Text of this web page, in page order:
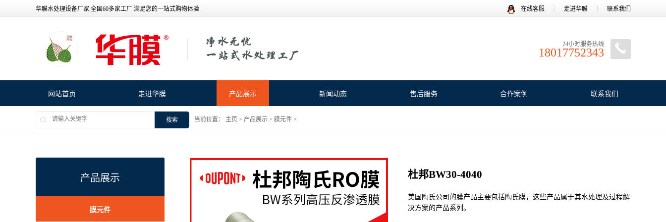
在线客服 走进华膜 联系我们
华膜水处理设备厂家 全国60多家工厂 满足您的一站式购物体验
24小时服务热线
18017752343
网站首页 走进华膜 产品展示 新闻动态 售后服务 合作案例 联系我们
搜索 当前位置： 主页 > 产品展示 > 膜元件 >
产品展示
膜元件
杜邦BW30-4040
美国‌陶氏公司的膜产品主要包括陶氏膜，这些产品属于其水处理及过程解
决方案的产品系列‌。